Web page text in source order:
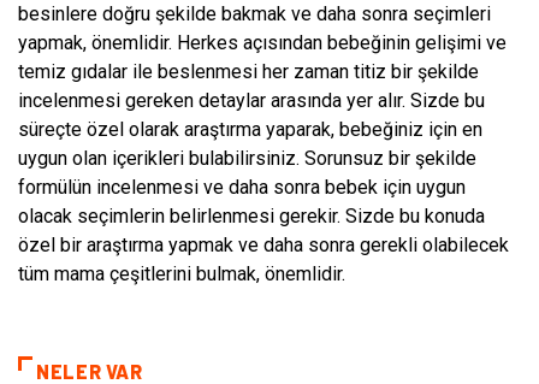
besinlere doğru şekilde bakmak ve daha sonra seçimleri
yapmak, önemlidir. Herkes açısından bebeğinin gelişimi ve
temiz gıdalar ile beslenmesi her zaman titiz bir şekilde
incelenmesi gereken detaylar arasında yer alır. Sizde bu
süreçte özel olarak araştırma yaparak, bebeğiniz için en
uygun olan içerikleri bulabilirsiniz. Sorunsuz bir şekilde
formülün incelenmesi ve daha sonra bebek için uygun
olacak seçimlerin belirlenmesi gerekir. Sizde bu konuda
özel bir araştırma yapmak ve daha sonra gerekli olabilecek
tüm mama çeşitlerini bulmak, önemlidir.
NELER VAR